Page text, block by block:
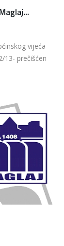
vijeća
13- prečišćen